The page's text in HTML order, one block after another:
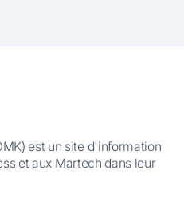
est un site d'information
et aux Martech dans leur